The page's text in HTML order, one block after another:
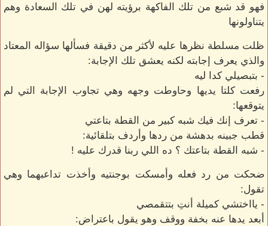
فهو قد شبع من تلك الفاكهة برؤيته لهن في تلك السعادة وهم
يتناولونها
ظلت مسلطة نظرها عليه لأكثر من دقيقة فسألها سؤاله المعتاد
والذي يعرف إجابته لكنه يعشق تلك الإجابة:
- بتبصيلي كدا ليه
رفعت كلتا يديها وحاوطت وجهه وهي تجاوب الإجابة التي لم
يتوقعها:
- تعرف إنك فيك شبه كبير من القطة بتاعتي
قطب جبينه بدهشة من ردها وأردف بتلقائية:
- شبه القطة بتاعتك ؟ ده اللي ربنا قدرك عليه !
ضحكت من رد فعله وأمسكت بوجنتيه وأخذت تداعبهما وهي
تقول:
- يااختشي كميلة أنتِ بتتقمصي
أبعد يدها عنه بخفة ووقف وهو يقول باعتراض: